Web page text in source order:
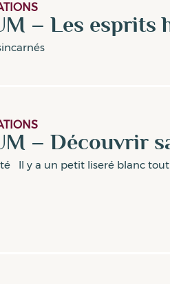
– Les esprits
– Découvrir
Il y a un petit liseré blanc